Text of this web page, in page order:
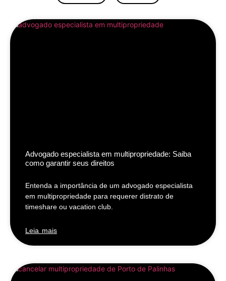
Advogado especialista em multipropriedade: Saiba
como garantir seus direitos
Entenda a importância de um advogado especialista
em multipropriedade para requerer distrato de
timeshare ou vacation club.
Leia mais